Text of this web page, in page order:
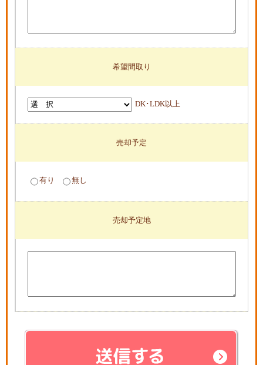
希望間取り
DK･LDK以上
売却予定
有り 無し
売却予定地